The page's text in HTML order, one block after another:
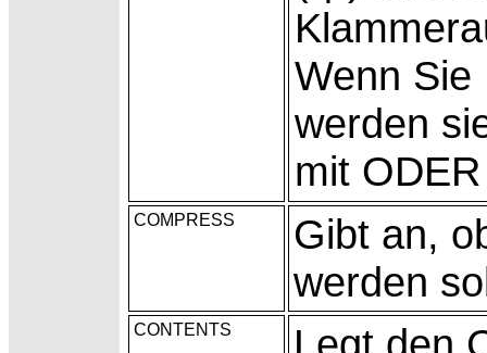
Wenn Sie
werden
mit
COMPRESS
Gibt an,
werden
CONTENTS